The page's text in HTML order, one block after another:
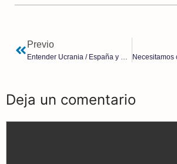
Previo
Entender Ucrania / España y Ucrania | Pío Moa
Deja un comentario